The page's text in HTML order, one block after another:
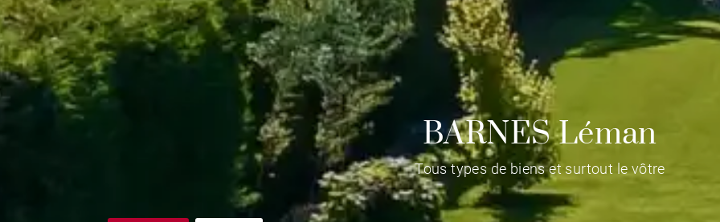
BARNES Léman
Tous types de biens et surtout le vôtre